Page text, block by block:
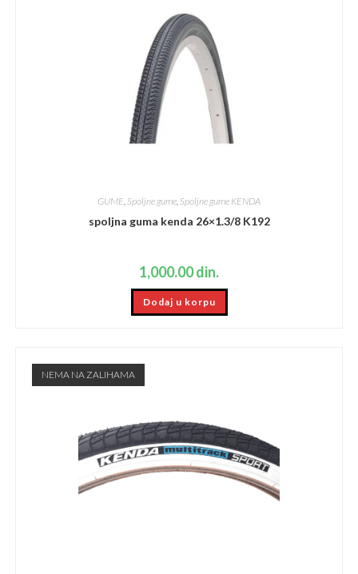
GUME, Spoljne gume, Spoljne gume KENDA
spoljna guma kenda 26×1.3/8 K192
1,000.00din.
Dodaj u korpu
NEMA NA ZALIHAMA